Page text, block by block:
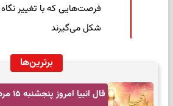
فرصت‌هایی که با تغییر
شکل می‌گیرند
برترین‌ها